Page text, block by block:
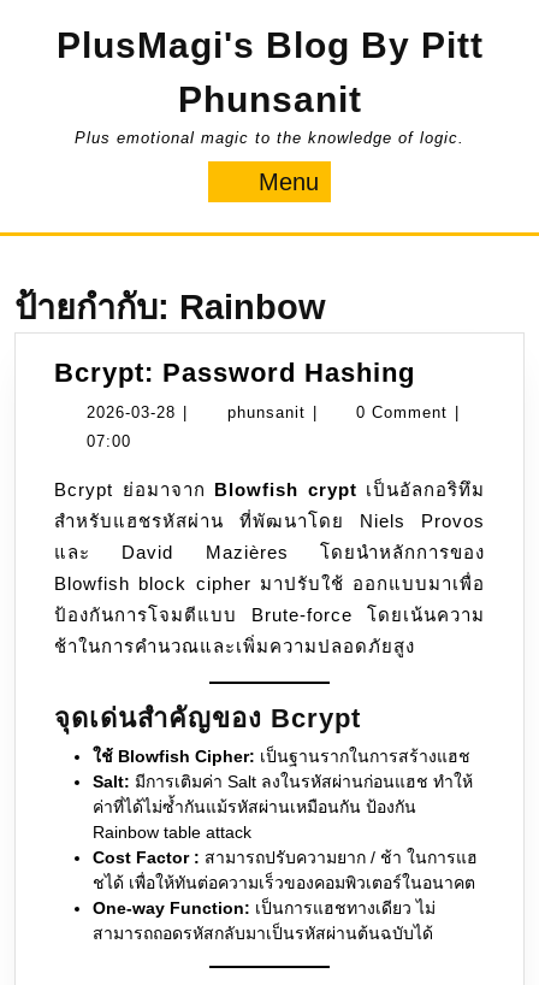
PlusMagi's Blog By Pitt
Phunsanit
Plus emotional magic to the knowledge of logic.
Menu
ป้ายกำกับ: Rainbow
Bcrypt: Password Hashing
2026-03-28 2026- phunsanit phunsanit0 Comment
07:00
Bcrypt ย่อมาจาก Blowfish crypt เป็นอัลกอริทึม
สำหรับแฮชรหัสผ่าน ที่พัฒนาโดย Niels Provos
และ David Mazières โดยนำหลักการของ
Blowfish block cipher มาปรับใช้ ออกแบบมาเพื่อ
ป้องกันการโจมตีแบบ Brute-force โดยเน้นความ
ช้าในการคำนวณและเพิ่มความปลอดภัยสูง
จุดเด่นสำคัญของ Bcrypt
ใช้ Blowfish Cipher: เป็นฐานรากในการสร้างแฮช
Salt: มีการเติมค่า Salt ลงในรหัสผ่านก่อนแฮช ทำให้
ค่าที่ได้ไม่ซ้ำกันแม้รหัสผ่านเหมือนกัน ป้องกัน
Rainbow table attack
Cost Factor : สามารถปรับความยาก / ช้า ในการแฮ
ชได้ เพื่อให้ทันต่อความเร็วของคอมพิวเตอร์ในอนาคต
One-way Function: เป็นการแฮชทางเดียว ไม่
สามารถถอดรหัสกลับมาเป็นรหัสผ่านต้นฉบับได้